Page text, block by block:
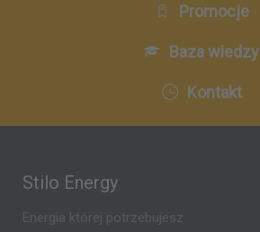
Promocje
Baza wiedzy
Kontakt
Stilo Energy
Energia której potrzebujesz